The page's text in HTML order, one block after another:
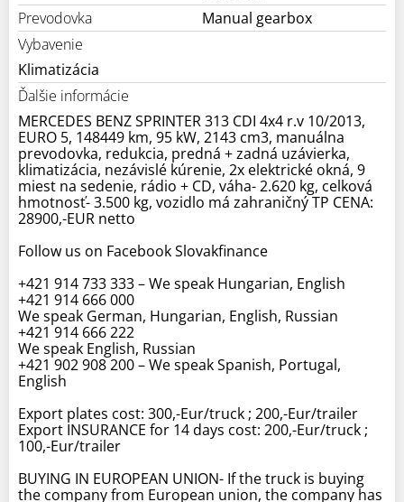
Prevodovka
Manual gearbox
Vybavenie
Klimatizácia
Ďalšie informácie
MERCEDES BENZ SPRINTER 313 CDI 4x4 r.v 10/2013,
EURO 5, 148449 km, 95 kW, 2143 cm3, manuálna
prevodovka, redukcia, predná + zadná uzávierka,
klimatizácia, nezávislé kúrenie, 2x elektrické okná, 9
miest na sedenie, rádio + CD, váha- 2.620 kg, celková
hmotnosť- 3.500 kg, vozidlo má zahraničný TP CENA:
28900,-EUR netto
Follow us on Facebook Slovakfinance
+421 914 733 333 – We speak Hungarian, English
+421 914 666 000
We speak German, Hungarian, English, Russian
+421 914 666 222
We speak English, Russian
+421 902 908 200 – We speak Spanish, Portugal,
English
Export plates cost: 300,-Eur/truck ; 200,-Eur/trailer
Export INSURANCE for 14 days cost: 200,-Eur/truck ;
100,-Eur/trailer
BUYING IN EUROPEAN UNION- If the truck is buying
the company from European union, the company has